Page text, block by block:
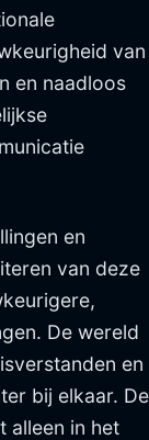
van
en naadloos
en
van deze
De wereld
en
bij elkaar. De
alleen in het